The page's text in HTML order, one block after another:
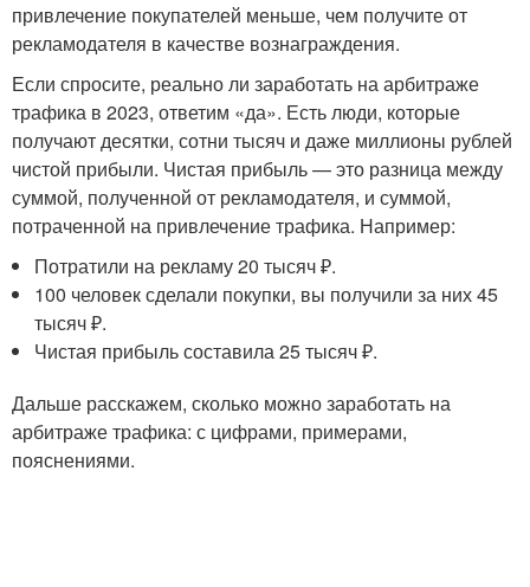
привлечение покупателей меньше, чем получите от
рекламодателя в качестве вознаграждения.
Если спросите, реально ли заработать на арбитраже
трафика в 2023, ответим «да». Есть люди, которые
получают десятки, сотни тысяч и даже миллионы рублей
чистой прибыли. Чистая прибыль — это разница между
суммой, полученной от рекламодателя, и суммой,
потраченной на привлечение трафика. Например:
Потратили на рекламу 20 тысяч ₽.
100 человек сделали покупки, вы получили за них 45
тысяч ₽.
Чистая прибыль составила 25 тысяч ₽.
Дальше расскажем, сколько можно заработать на
арбитраже трафика: с цифрами, примерами,
пояснениями.